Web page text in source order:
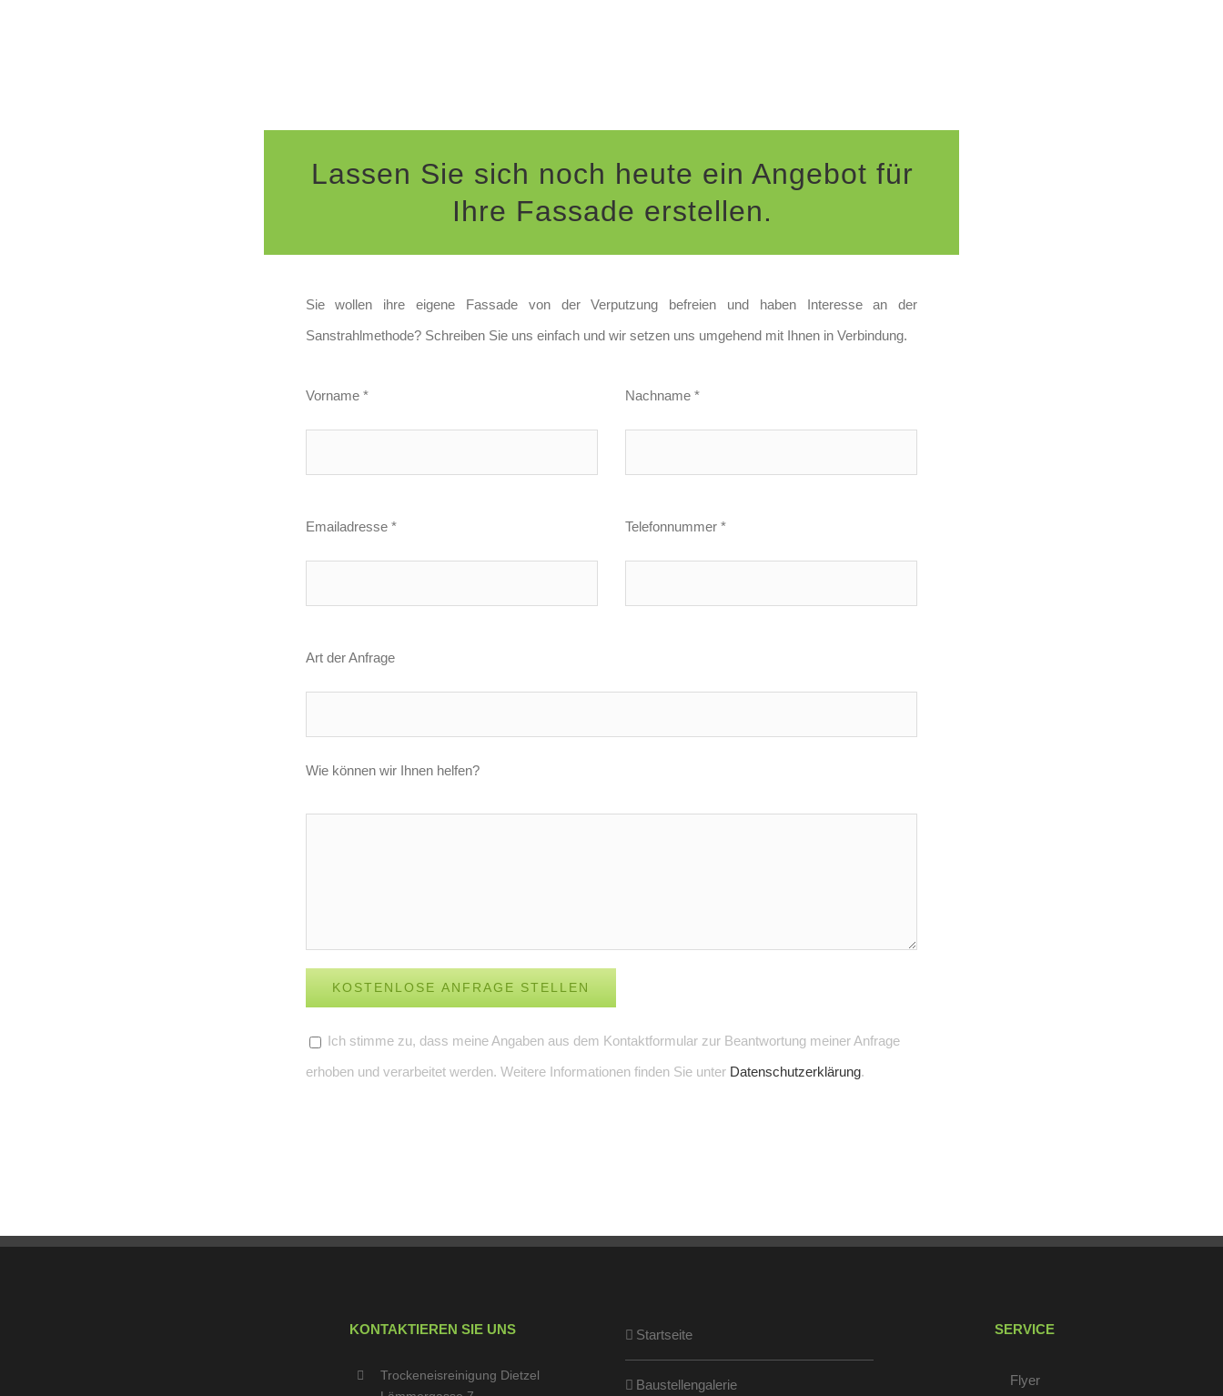
Lassen Sie sich noch heute ein Angebot für
Ihre Fassade erstellen.
Sie wollen ihre eigene Fassade von der Verputzung befreien und haben Interesse an der
Sanstrahlmethode? Schreiben Sie uns einfach und wir setzen uns umgehend mit Ihnen in Verbindung.
Vorname * Nachname *
Emailadresse * Telefonnummer *
Art der Anfrage
Wie können wir Ihnen helfen?
Ich stimme zu, dass meine Angaben aus dem Kontaktformular zur Beantwortung meiner Anfrage
erhoben und verarbeitet werden. Weitere Informationen finden Sie unter Datenschutzerklärung.
KONTAKTIEREN SIE UNS
Trockeneisreinigung Dietzel
Startseite
Baustellengalerie
SERVICE
Flyer